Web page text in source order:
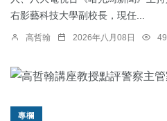
右影藝科技大學副校長，現任...
高哲翰 2026年八月08日
專欄